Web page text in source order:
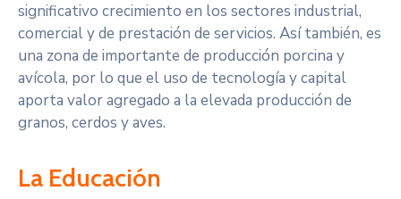
significativo crecimiento en los sectores industrial,
comercial y de prestación de servicios. Así también, es
una zona de importante de producción porcina y
avícola, por lo que el uso de tecnología y capital
aporta valor agregado a la elevada producción de
granos, cerdos y aves.
La Educación